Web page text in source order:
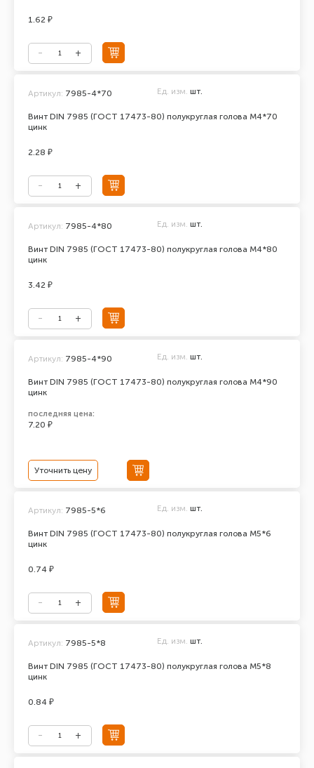
1.62 ₽
Винт DIN 7985 (ГОСТ 17473-80) полукруглая голова М4*70
цинк
Артикул: 7985-4*70 Ед. изм. шт.
2.28 ₽
Винт DIN 7985 (ГОСТ 17473-80) полукруглая голова М4*80
цинк
Артикул: 7985-4*80 Ед. изм. шт.
3.42 ₽
Винт DIN 7985 (ГОСТ 17473-80) полукруглая голова М4*90
цинк
Артикул: 7985-4*90 Ед. изм. шт.
последняя цена:
7.20 ₽
Уточнить цену
Винт DIN 7985 (ГОСТ 17473-80) полукруглая голова М5*6
цинк
Артикул: 7985-5*6 Ед. изм. шт.
0.74 ₽
Винт DIN 7985 (ГОСТ 17473-80) полукруглая голова М5*8
цинк
Артикул: 7985-5*8 Ед. изм. шт.
0.84 ₽